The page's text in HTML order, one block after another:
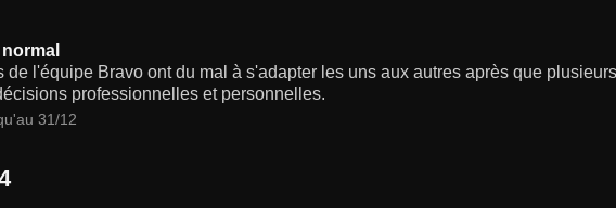
de l'équipe Bravo ont du mal à s'adapter les uns aux autres après que
professionnelles et personnelles.
31/12